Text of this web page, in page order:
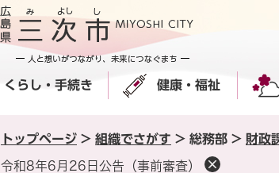
くらし・手続き 健康・福祉
トップページ > 組織でさがす > 総務部 > 財政
令和8年6月26日公告（事前審査）